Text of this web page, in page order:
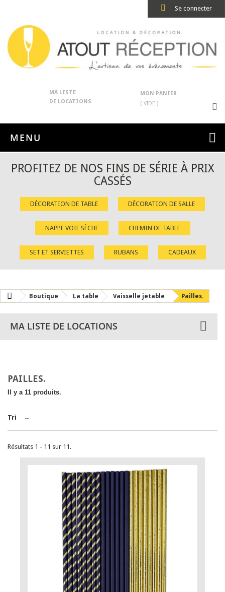
Se connecter
MA LISTE
DE LOCATIONS
MON PANIER
( VIDE )
MENU
PROFITEZ DE NOS FINS DE SÉRIE À PRIX
CASSÉS
DÉCORATION DE TABLE DÉCORATION DE SALLE
NAPPE VOIE SÈCHE CHEMIN DE TABLE
SET ET SERVIETTES RUBANS CADEAUX
Boutique La table Vaisselle jetable Pailles.
MA LISTE DE LOCATIONS
PAILLES.
Il y a 11 produits.
Tri --
Résultats 1 - 11 sur 11.